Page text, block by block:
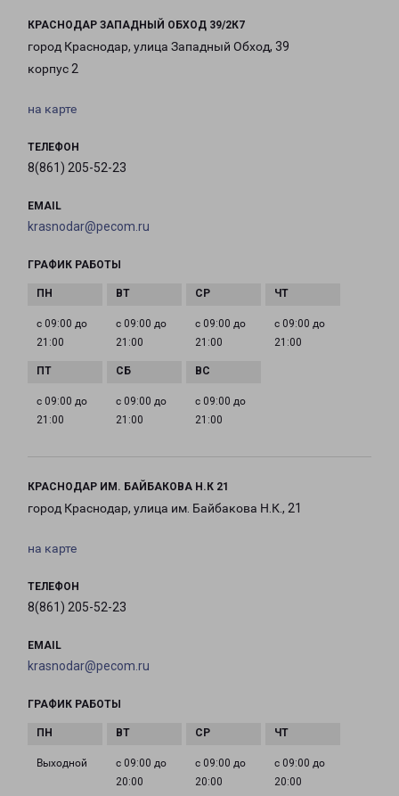
КРАСНОДАР ЗАПАДНЫЙ ОБХОД 39/2К7
город Краснодар, улица Западный Обход, 39
корпус 2
на карте
ТЕЛЕФОН
8(861) 205-52-23
EMAIL
krasnodar@pecom.ru
ГРАФИК РАБОТЫ
с 09:00 до
21:00
с 09:00 до
21:00
с 09:00 до
21:00
с 09:00 до
21:00
с 09:00 до
21:00
с 09:00 до
21:00
с 09:00 до
21:00
КРАСНОДАР ИМ. БАЙБАКОВА Н.К 21
город Краснодар, улица им. Байбакова Н.К., 21
на карте
ТЕЛЕФОН
8(861) 205-52-23
EMAIL
krasnodar@pecom.ru
ГРАФИК РАБОТЫ
Выходной
с 09:00 до
20:00
с 09:00 до
20:00
с 09:00 до
20:00